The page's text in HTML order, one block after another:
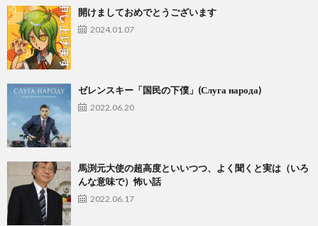
開けましておめでとうございます
2024.01.07
ゼレンスキー「国民の下僕」(Слуга народа)
2022.06.20
馬渕元大使の超高度といいつつ、よく聞くと実は（いろ
んな意味で）怖い話
2022.06.17